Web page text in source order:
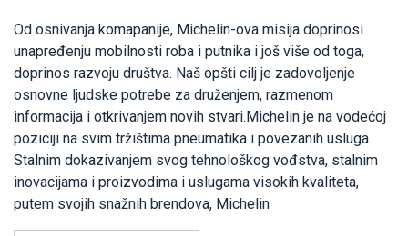
Od osnivanja komapanije, Michelin-ova misija doprinosi
unapređenju mobilnosti roba i putnika i još više od toga,
doprinos razvoju društva. Naš opšti cilj je zadovoljenje
osnovne ljudske potrebe za druženjem, razmenom
informacija i otkrivanjem novih stvari.Michelin je na vodećoj
poziciji na svim tržištima pneumatika i povezanih usluga.
Stalnim dokazivanjem svog tehnološkog vođstva, stalnim
inovacijama i proizvodima i uslugama visokih kvaliteta,
putem svojih snažnih brendova, Michelin